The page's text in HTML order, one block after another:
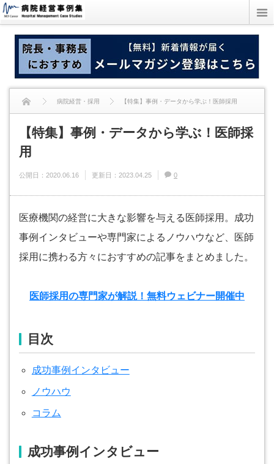
病院経営・採用 【特集】事例・データから学ぶ！医師採用
【特集】事例・データから学ぶ！医師採
用
公開日： 2020.06.16 更新日： 2023.04.25 0
医療機関の経営に大きな影響を与える医師採用。成功
事例インタビューや専門家によるノウハウなど、医師
採用に携わる方々におすすめの記事をまとめました。
医師採用の専門家が解説！無料ウェビナー開催中
目次
成功事例インタビュー
ノウハウ
コラム
成功事例インタビュー